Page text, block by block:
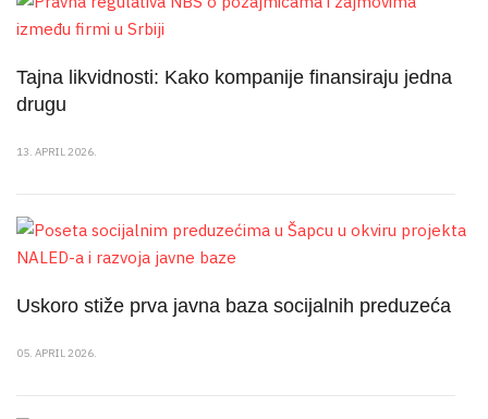
Tajna likvidnosti: Kako kompanije finansiraju jedna
drugu
13. APRIL 2026.
Uskoro stiže prva javna baza socijalnih preduzeća
05. APRIL 2026.